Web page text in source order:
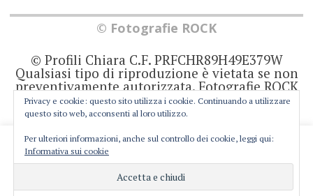
© Fotografie ROCK
© Profili Chiara C.F. PRFCHR89H49E379W
Qualsiasi tipo di riproduzione è vietata se non
preventivamente autorizzata. Fotografie ROCK
non rappresenta una testata giornalistica in
quanto viene aggiornato senza alcuna
prodotto editoriale ai sensi della legge 62 del
7/3/2001. Ogni autore è direttamente
responsabile di ciò che scrive negli articoli e
nei commenti.
Privacy e Cookie
This website uses cookies to improve your experience. We'll
assume you're ok with this, but you can opt-out if you wish.
Privacy e cookie: questo sito utilizza i cookie. Continuando a utilizzare
questo sito web, acconsenti al loro utilizzo.
Per ulteriori informazioni, anche sul controllo dei cookie, leggi qui:
Informativa sui cookie